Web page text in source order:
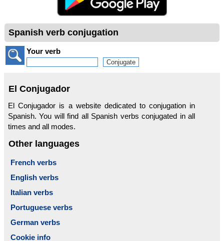
Spanish verb conjugation
Your verb
El Conjugador
El Conjugador is a website dedicated to conjugation in
Spanish. You will find all Spanish verbs conjugated in all
times and all modes.
Other languages
French verbs
English verbs
Italian verbs
Portuguese verbs
German verbs
Cookie info